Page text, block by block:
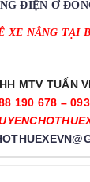
XE NÂNG TẠI
MTV TUẤN
190 678 –